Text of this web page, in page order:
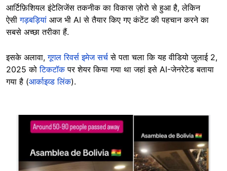
आर्टिफ़िशियल इंटेलिजेंस तकनीक का विकास ज़ोरो से हुआ है, लेकिन
ऐसीगड़बड़ियां आज भी AI से तैयार किए गए कंटेंट की पहचान करने का
सबसे अच्छा तरीका हैं.
इसके अलावा,गूगल रिवर्स इमेज सर्च से पता चला कि यह वीडियो जुलाई 2,
2025 कोटिकटॉकपर शेयर किया गया था जहां इसे AI-जेनरेटेड बताया
गया है (आर्काइव्ड लिंक).